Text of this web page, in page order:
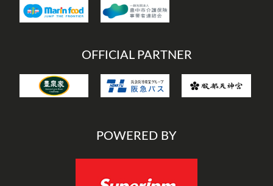
OFFICIAL PARTNER
POWERED BY